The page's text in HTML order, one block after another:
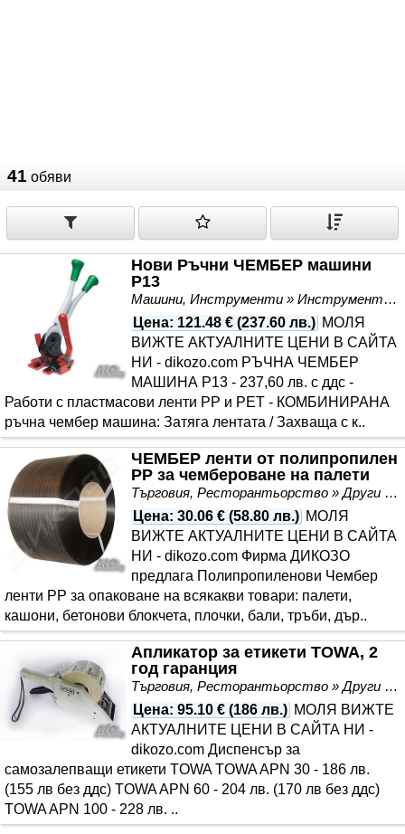
41 обяви
Нови Ръчни ЧЕМБЕР машини
P13
Машини, Инструменти » Инструменти
Цена: 121.48 € (237.60 лв.) МОЛЯ
ВИЖТЕ АКТУАЛНИТЕ ЦЕНИ В САЙТА
НИ - dikozo.com РЪЧНА ЧЕМБЕР
МАШИНА P13 - 237,60 лв. с ддс -
Работи с пластмасови ленти PP и PET - КОМБИНИРАНА
ръчна чембер машина: Затяга лентата / Захваща с к..
ЧЕМБЕР ленти от полипропилен
PP за чембероване на палети
Търговия, Ресторантьорство » Други
Цена: 30.06 € (58.80 лв.) МОЛЯ
ВИЖТЕ АКТУАЛНИТЕ ЦЕНИ В САЙТА
НИ - dikozo.com Фирма ДИКОЗО
предлага Полипропиленови Чембер
ленти PP за опаковане на всякакви товари: палети,
кашони, бетонови блокчета, плочки, бали, тръби, дър..
Апликатор за етикети TOWA, 2
год гаранция
Търговия, Ресторантьорство » Други
Цена: 95.10 € (186 лв.) МОЛЯ ВИЖТЕ
АКТУАЛНИТЕ ЦЕНИ В САЙТА НИ -
dikozo.com Диспенсър за
самозалепващи етикети TOWA TOWA APN 30 - 186 лв.
(155 лв без ддс) TOWA APN 60 - 204 лв. (170 лв без ддс)
TOWA APN 100 - 228 лв. ..